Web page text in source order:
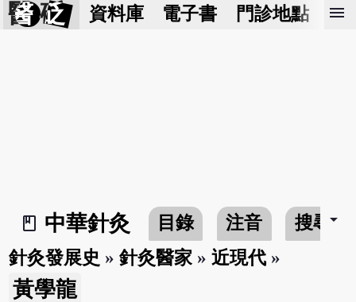
醫 砭 資料庫 電子書 門診地點 預
menu
book_2
中華針灸 目錄 注音 搜尋arrow_drop_down
針灸發展史 »針灸醫家 »近現代 »
黃學龍